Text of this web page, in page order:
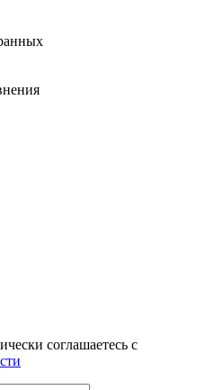
соглашаетесь с